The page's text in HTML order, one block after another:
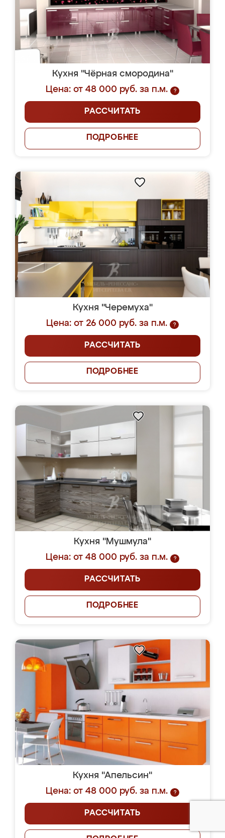
Кухня "Чёрная смородина"
Цена: от 48 000 руб. за п.м.
?
РАССЧИТАТЬ
ПОДРОБНЕЕ
Кухня "Черемуха"
Цена: от 26 000 руб. за п.м.
?
РАССЧИТАТЬ
ПОДРОБНЕЕ
Кухня "Мушмула"
Цена: от 48 000 руб. за п.м.
?
РАССЧИТАТЬ
ПОДРОБНЕЕ
Кухня "Апельсин"
Цена: от 48 000 руб. за п.м.
?
РАССЧИТАТЬ